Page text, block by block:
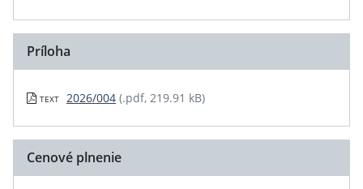
Príloha
TEXT 2026/004 (.pdf, 219.91 kB)
Cenové plnenie